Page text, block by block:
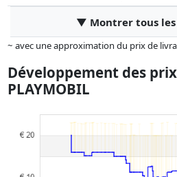
▼ Montrer tous
~ avec une approximation du prix de
Les prix et la disponibilité peuvent avoir
à jour. L'ordre est purement basé sur le
que les réalisations historiques peuvent
Développement des
PLAYMOBIL